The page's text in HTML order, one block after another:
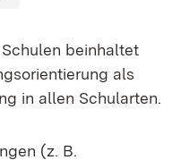
beinhaltet
als
in allen Schularten.
(z. B.